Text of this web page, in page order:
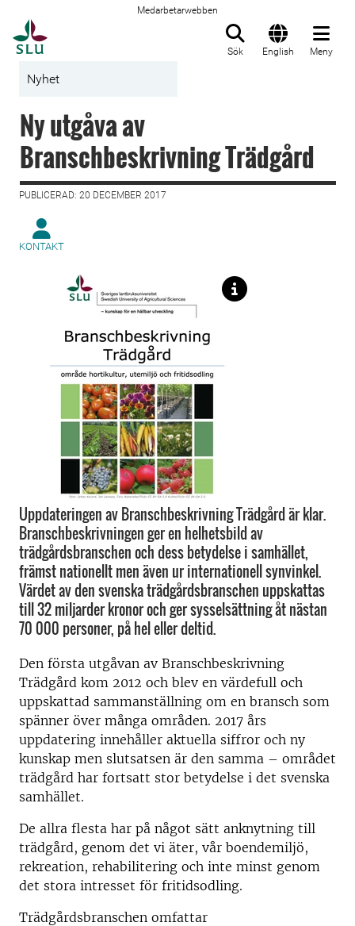
Medarbetarwebben
Sök English Meny
Nyhet
Ny utgåva av
Branschbeskrivning Trädgård
PUBLICERAD: 20 DECEMBER 2017
KONTAKT
Uppdateringen av Branschbeskrivning Trädgård är klar.
Branschbeskrivningen ger en helhetsbild av
trädgårdsbranschen och dess betydelse i samhället,
främst nationellt men även ur internationell synvinkel.
Värdet av den svenska trädgårdsbranschen uppskattas
till 32 miljarder kronor och ger sysselsättning åt nästan
70 000 personer, på hel eller deltid.
Den första utgåvan av Branschbeskrivning
Trädgård kom 2012 och blev en värdefull och
uppskattad sammanställning om en bransch som
spänner över många områden. 2017 års
uppdatering innehåller aktuella siffror och ny
kunskap men slutsatsen är den samma – området
trädgård har fortsatt stor betydelse i det svenska
samhället.
De allra flesta har på något sätt anknytning till
trädgård, genom det vi äter, vår boendemiljö,
rekreation, rehabilitering och inte minst genom
det stora intresset för fritidsodling.
Trädgårdsbranschen omfattar